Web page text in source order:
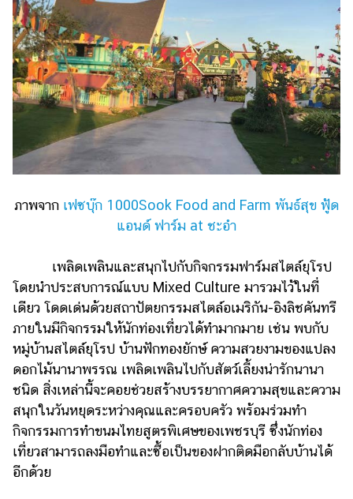
ภาพจาก เฟซบุ๊ก 1000Sook Food and Farm พันธ์สุข ฟู้ด
แอนด์ ฟาร์ม at ชะอำ
เพลิดเพลินและสนุกไปกับกิจกรรมฟาร์มสไตล์ยุโรป
โดยนำประสบการณ์แบบ Mixed Culture มารวมไว้ในที่
เดียว โดดเด่นด้วยสถาปัตยกรรมสไตล์อเมริกัน-อิงลิชคันทรี
ภายในมีกิจกรรมให้นักท่องเที่ยวได้ทำมากมาย เช่น พบกับ
หมู่บ้านสไตล์ยุโรป บ้านฟักทองยักษ์ ความสวยงามของแปลง
ดอกไม้นานาพรรณ เพลิดเพลินไปกับสัตว์เลี้ยงน่ารักนานา
ชนิด สิ่งเหล่านี้จะคอยช่วยสร้างบรรยากาศความสุขและความ
สนุกในวันหยุดระหว่างคุณและครอบครัว พร้อมร่วมทำ
กิจกรรมการทำขนมไทยสูตรพิเศษของเพชรบุรี ซึ่งนักท่อง
เที่ยวสามารถลงมือทำและซื้อเป็นของฝากติดมือกลับบ้านได้
อีกด้วย